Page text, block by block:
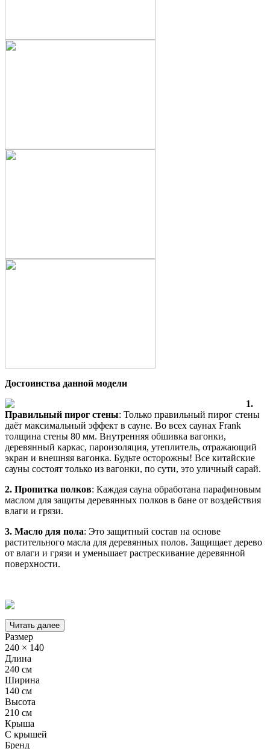
Достоинства данной модели
1.
Правильный пирог стены: Только правильный пирог стены
даёт максимальный эффект в сауне. Во всех саунах Frank
толщина стены 80 мм. Внутренняя обшивка вагонки,
деревянный каркас, пароизоляция, утеплитель, отражающий
экран и внешняя вагонка. Будьте осторожны! Все китайские
сауны состоят только из вагонки, по сути, это уличный сарай.
2. Пропитка полков: Каждая сауна обработана парафиновым
маслом для защиты деревянных полков в бане от воздействия
влаги и грязи.
3. Масло для пола: Это защитный состав на основе
растительного масла для деревянных полов. Защищает дерево
от влаги и грязи и уменьшает растрескивание деревянной
поверхности.
Читать далее
Размер
240 × 140
Длина
240 см
Ширина
140 см
Высота
210 см
Крыша
С крышей
Бренд